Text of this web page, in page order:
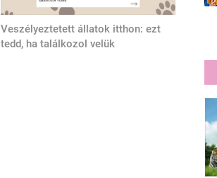
Veszélyeztetett állatok itthon: ezt
tedd, ha találkozol velük